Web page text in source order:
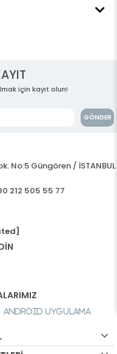
için kayıt olun!
GÖNDER
No:5 Güngören / İSTANBUL
212 505 55 77
Android Uygulama